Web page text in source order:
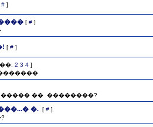
# ]
[ # ]
[ # ]
2 3 4 ]
�� ­ ��������?
�. [ # ]